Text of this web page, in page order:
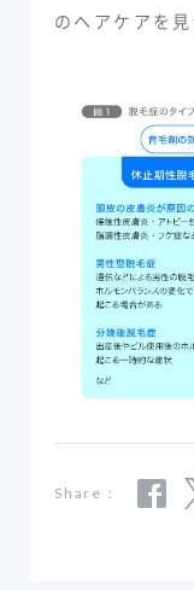
のヘアケアを
Share：